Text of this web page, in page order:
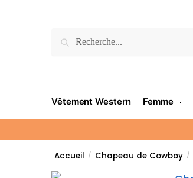
Vêtement Western Femme
Accueil / Chapeau de Cowboy /